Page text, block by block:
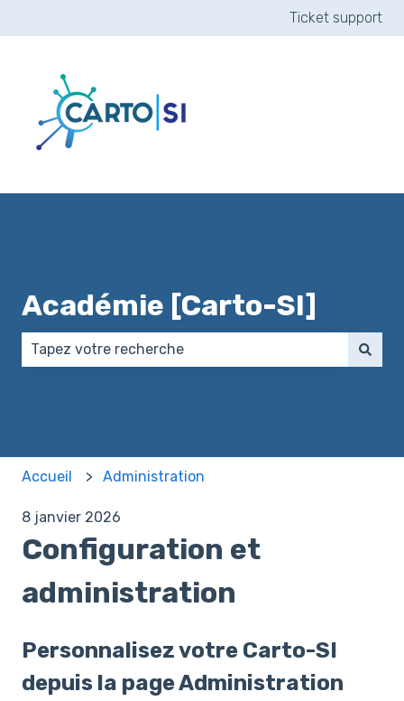
Ticket support
Académie [Carto-SI]
Accueil Administration
8 janvier 2026
Configuration et
administration
Personnalisez votre Carto-SI
depuis la page Administration